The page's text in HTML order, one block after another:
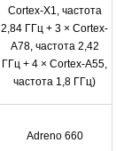
Cortex-X1, частота
2,84 ГГц + 3 × Cortex-
A78, частота 2,42
ГГц + 4 × Cortex-A55,
частота 1,8 ГГц)
Adreno 660